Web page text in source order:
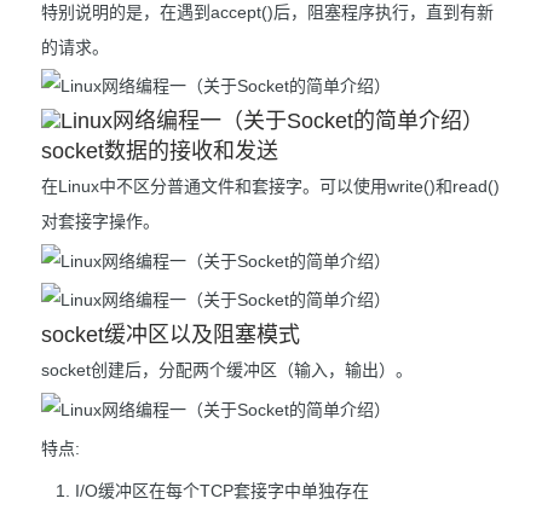
特别说明的是，在遇到accept()后，阻塞程序执行，直到有新
的请求。
socket数据的接收和发送
在Linux中不区分普通文件和套接字。可以使用write()和read()
对套接字操作。
socket缓冲区以及阻塞模式
socket创建后，分配两个缓冲区（输入，输出）。
特点:
I/O缓冲区在每个TCP套接字中单独存在